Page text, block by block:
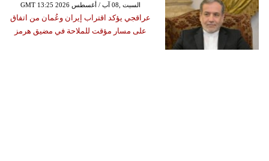
GMT 13:25 2026 السبت ,08 آب / أغسطس
عراقجي يؤكد اقتراب إيران وعُمان من اتفاق
على مسار مؤقت للملاحة في مضيق هرمز